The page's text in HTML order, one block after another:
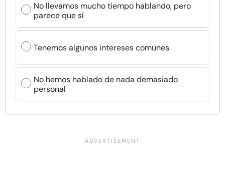
No llevamos mucho tiempo hablando, pero
parece que sí
Tenemos algunos intereses comunes
No hemos hablado de nada demasiado
personal